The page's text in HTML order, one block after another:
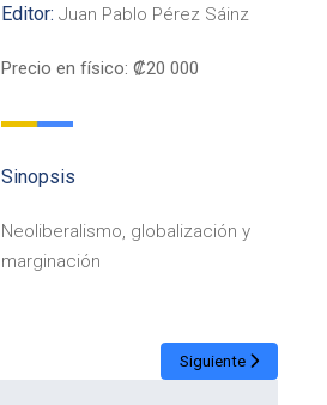
Editor: Juan Pablo Pérez Sáinz
Precio en físico: ₡20 000
Sinopsis
Neoliberalismo, globalización y
marginación
Siguiente